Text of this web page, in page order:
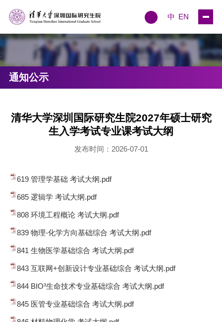
中 EN
通知公示
清华大学深圳国际研究生院2027年硕士研究
生入学考试专业课考试大纲
发布时间：2026-07-01
619 管理学基础 考试大纲.pdf
685 逻辑学 考试大纲.pdf
808 环境工程概论 考试大纲.pdf
839 物理-化学方向基础综合 考试大纲.pdf
841 生物医学基础综合 考试大纲.pdf
843 互联网+创新设计专业基础综合 考试大纲.pdf
844 BIO³生命技术专业基础综合 考试大纲.pdf
845 医管专业基础综合 考试大纲.pdf